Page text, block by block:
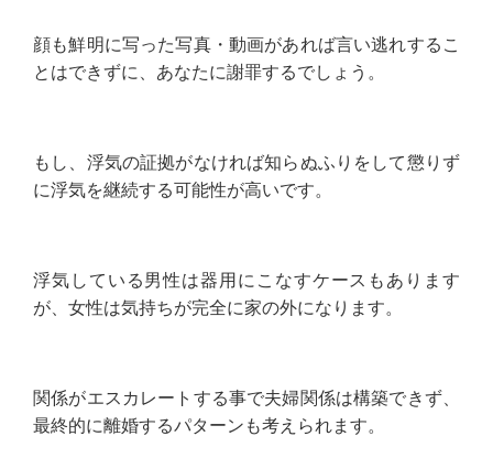
顔も鮮明に写った写真・動画があれば言い逃れするこ
とはできずに、あなたに謝罪するでしょう。
もし、浮気の証拠がなければ知らぬふりをして懲りず
に浮気を継続する可能性が高いです。
浮気している男性は器用にこなすケースもあります
が、女性は気持ちが完全に家の外になります。
関係がエスカレートする事で夫婦関係は構築できず、
最終的に離婚するパターンも考えられます。